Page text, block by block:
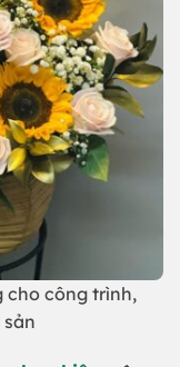
cho công trình,